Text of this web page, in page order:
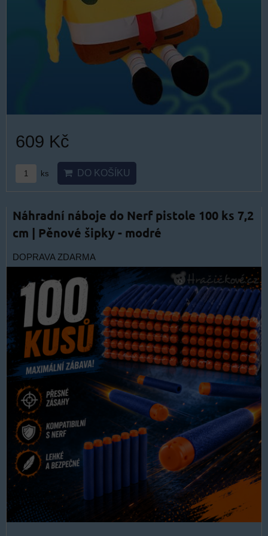
609 Kč
ks DO KOŠÍKU
Náhradní náboje do Nerf pistole 100 ks 7,2
cm | Pěnové šipky - modré
DOPRAVA ZDARMA